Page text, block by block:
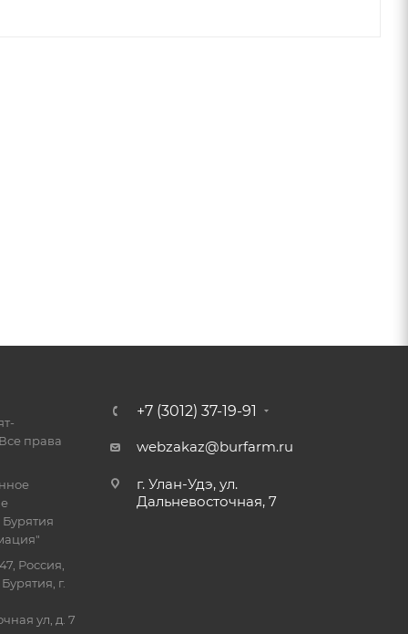
права
Россия,
г.
ул, д. 7
+7 (3012) 37-19-91
webzakaz@burfarm.ru
г. Улан-Удэ, ул.
Дальневосточная, 7